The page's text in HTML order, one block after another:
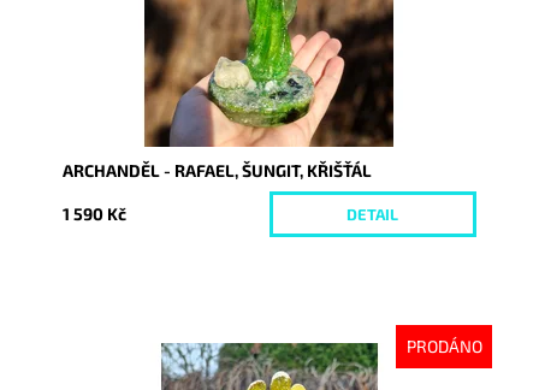
ARCHANDĚL - RAFAEL, ŠUNGIT, KŘIŠŤÁL
1 590 Kč DETAIL
PRODÁNO